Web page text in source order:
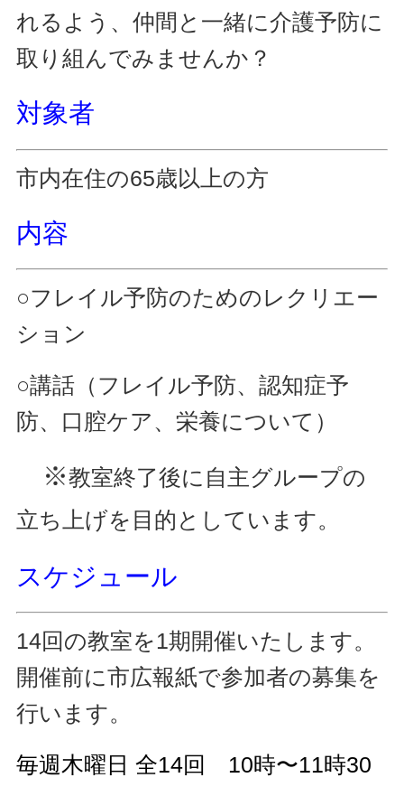
れるよう、仲間と一緒に介護予防に
取り組んでみませんか？
対象者
市内在住の65歳以上の方
内容
○フレイル予防のためのレクリエー
ション
○講話（フレイル予防、認知症予
防、口腔ケア、栄養について）
※教室終了後に自主グループの
立ち上げを目的としています。
スケジュール
14回の教室を1期開催いたします。
開催前に市広報紙で参加者の募集を
行います。
毎週木曜日 全14回 10時〜11時30